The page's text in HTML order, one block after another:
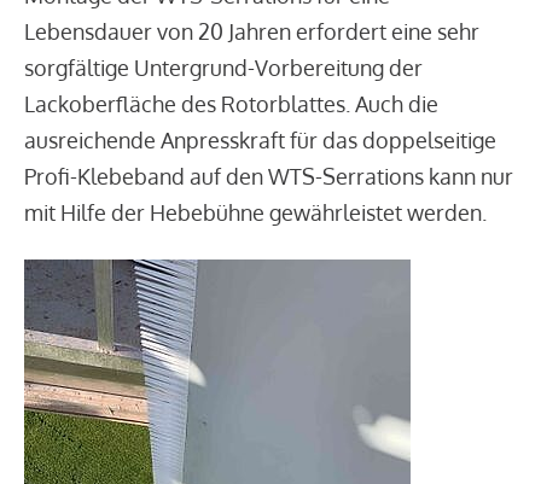
Lebensdauer von 20 Jahren erfordert eine sehr
sorgfältige Untergrund-Vorbereitung der
Lackoberfläche des Rotorblattes. Auch die
ausreichende Anpresskraft für das doppelseitige
Profi-Klebeband auf den WTS-Serrations kann nur
mit Hilfe der Hebebühne gewährleistet werden.